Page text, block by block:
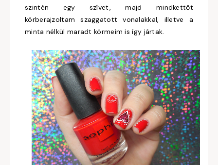
szintén egy szívet, majd mindkettőt
körberajzoltam szaggatott vonalakkal, illetve a
minta nélkül maradt körmeim is így jártak.